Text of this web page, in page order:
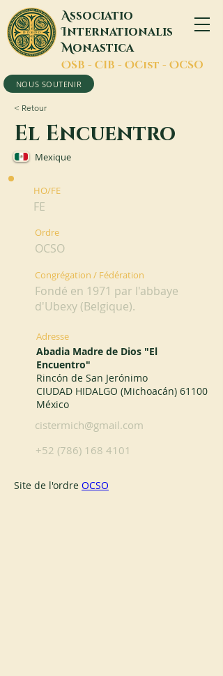
Associatio
Internationalis
Monastica
OSB - CIB - OCist - OCSO
NOUS SOUTENIR
< Retour
El Encuentro
Mexique
HO/FE
FE
Ordre
OCSO
Congrégation / Fédération
Fondé en 1971 par l'abbaye
d'Ubexy (Belgique).
Adresse
Abadia Madre de Dios "El
Encuentro"
Rincón de San Jerónimo
CIUDAD HIDALGO (Michoacán) 61100
México
cistermich@gmail.com
+52 (786) 168 4101
Site de l'ordre OCSO